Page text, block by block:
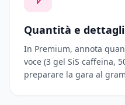
Quantità e
In Premium, annota
voce (3 gel SiS caffeina,
preparare la gara al